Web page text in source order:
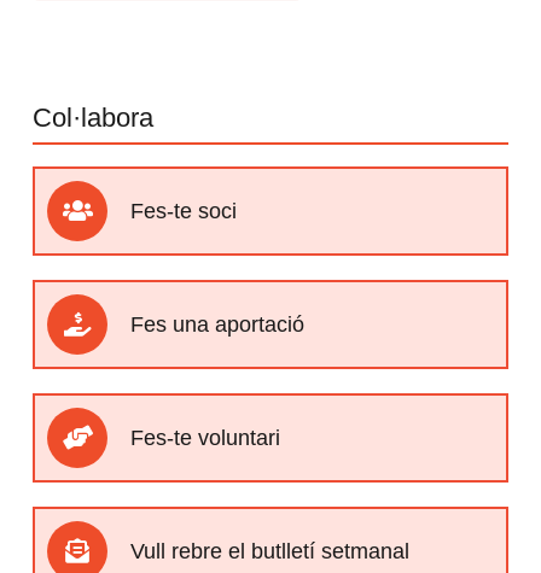
Col·labora
Fes-te soci
Fes una aportació
Fes-te voluntari
Vull rebre el butlletí setmanal